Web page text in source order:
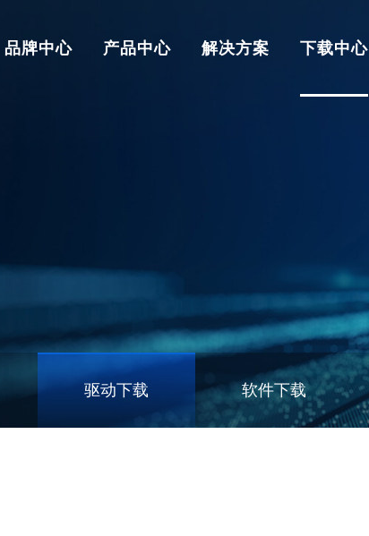
品牌中心 产品中心 解决方案 下载中心
驱动下载 软件下载